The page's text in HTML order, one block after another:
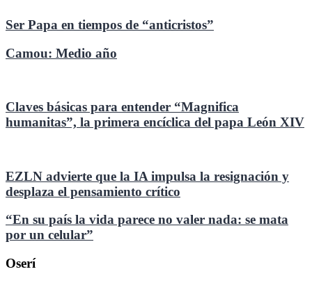
Ser Papa en tiempos de “anticristos”
Camou: Medio año
Claves básicas para entender “Magnifica
humanitas”, la primera encíclica del papa León XIV
EZLN advierte que la IA impulsa la resignación y
desplaza el pensamiento crítico
“En su país la vida parece no valer nada: se mata
por un celular”
Oserí